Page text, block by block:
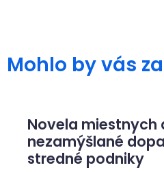
Mohlo by vás
Novela miestnych
nezamýšlané
stredné podniky